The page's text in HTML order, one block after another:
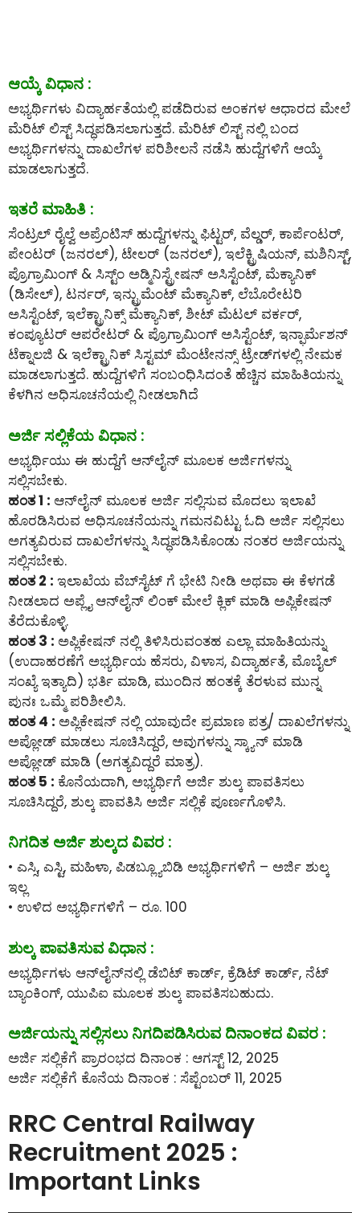
ಆಯ್ಕೆ ವಿಧಾನ :
ಅಭ್ಯರ್ಥಿಗಳು ವಿದ್ಯಾರ್ಹತೆಯಲ್ಲಿ ಪಡೆದಿರುವ ಅಂಕಗಳ ಆಧಾರದ ಮೇಲೆ
ಮೆರಿಟ್ ಲಿಸ್ಟ್ ಸಿದ್ಧಪಡಿಸಲಾಗುತ್ತದೆ. ಮೆರಿಟ್ ಲಿಸ್ಟ್ ನಲ್ಲಿ ಬಂದ
ಅಭ್ಯರ್ಥಿಗಳನ್ನು ದಾಖಲೆಗಳ ಪರಿಶೀಲನೆ ನಡೆಸಿ ಹುದ್ದೆಗಳಿಗೆ ಆಯ್ಕೆ
ಮಾಡಲಾಗುತ್ತದೆ.
ಇತರೆ ಮಾಹಿತಿ :
ಸೆಂಟ್ರಲ್ ರೈಲ್ವೆ ಅಪ್ರೆಂಟಿಸ್ ಹುದ್ದೆಗಳನ್ನು ಫಿಟ್ಟರ್, ವೆಲ್ಡರ್, ಕಾರ್ಪೆಂಟರ್,
ಪೇಂಟರ್ (ಜನರಲ್), ಟೇಲರ್ (ಜನರಲ್), ಇಲೆಕ್ಟ್ರಿಷಿಯನ್, ಮಶಿನಿಸ್ಟ್,
ಪ್ರೊಗ್ರಾಮಿಂಗ್ & ಸಿಸ್ಟ್ಂ ಅಡ್ಮಿನಿಸ್ಟ್ರೇಷನ್ ಅಸಿಸ್ಟೆಂಟ್, ಮೆಕ್ಯಾನಿಕ್
(ಡಿಸೇಲ್), ಟರ್ನರ್, ಇನ್ಟ್ರುಮೆಂಟ್ ಮೆಕ್ಯಾನಿಕ್, ಲೆಬೊರೇಟರಿ
ಅಸಿಸ್ಟೆಂಟ್, ಇಲೆಕ್ಟ್ರಾನಿಕ್ಸ್ ಮೆಕ್ಯಾನಿಕ್, ಶೀಟ್ ಮೆಟಲ್ ವರ್ಕರ್,
ಕಂಪ್ಯೂಟರ್ ಆಪರೇಟರ್ & ಪ್ರೊಗ್ರಾಮಿಂಗ್ ಅಸಿಸ್ಟೆಂಟ್, ಇನ್ಫಾರ್ಮೆಶನ್
ಟೆಕ್ನಾಲಜಿ & ಇಲೆಕ್ಟ್ರಾನಿಕ್ ಸಿಸ್ಟಮ್ ಮೆಂಟೇನನ್ಸ್ ಟ್ರೇಡ್‌ಗಳಲ್ಲಿ ನೇಮಕ
ಮಾಡಲಾಗುತ್ತದೆ. ಹುದ್ದೆಗಳಿಗೆ ಸಂಬಂಧಿಸಿದಂತೆ ಹೆಚ್ಚಿನ ಮಾಹಿತಿಯನ್ನು
ಕೆಳಗಿನ ಅಧಿಸೂಚನೆಯಲ್ಲಿ ನೀಡಲಾಗಿದೆ
ಅರ್ಜಿ ಸಲ್ಲಿಕೆಯ ವಿಧಾನ :
ಅಭ್ಯರ್ಥಿಯು ಈ ಹುದ್ದೆಗೆ ಆನ್‌ಲೈನ್‌ ಮೂಲಕ ಅರ್ಜಿಗಳನ್ನು
ಸಲ್ಲಿಸಬೇಕು.
ಹಂತ 1 : ಆನ್‌ಲೈನ್‌ ಮೂಲಕ ಅರ್ಜಿ ಸಲ್ಲಿಸುವ ಮೊದಲು ಇಲಾಖೆ
ಹೊರಡಿಸಿರುವ ಅಧಿಸೂಚನೆಯನ್ನು ಗಮನವಿಟ್ಟು ಓದಿ ಅರ್ಜಿ ಸಲ್ಲಿಸಲು
ಅಗತ್ಯವಿರುವ ದಾಖಲೆಗಳನ್ನು ಸಿದ್ಧಪಡಿಸಿಕೊಂಡು ನಂತರ ಅರ್ಜಿಯನ್ನು
ಸಲ್ಲಿಸಬೇಕು.
ಹಂತ 2 : ಇಲಾಖೆಯ ವೆಬ್‌ಸೈಟ್ ಗೆ ಭೇಟಿ ನೀಡಿ ಅಥವಾ ಈ ಕೆಳಗಡೆ
ನೀಡಲಾದ ಅಪ್ಲೈ ಆನ್‌ಲೈನ್‌ ಲಿಂಕ್ ಮೇಲೆ ಕ್ಲಿಕ್ ಮಾಡಿ ಅಪ್ಲಿಕೇಷನ್
ತೆರೆದುಕೊಳ್ಳಿ.
ಹಂತ 3 : ಅಪ್ಲಿಕೇಷನ್ ನಲ್ಲಿ ತಿಳಿಸಿರುವಂತಹ ಎಲ್ಲಾ ಮಾಹಿತಿಯನ್ನು
(ಉದಾಹರಣೆಗೆ ಅಭ್ಯರ್ಥಿಯ ಹೆಸರು, ವಿಳಾಸ, ವಿದ್ಯಾರ್ಹತೆ, ಮೊಬೈಲ್
ಸಂಖ್ಯೆ ಇತ್ಯಾದಿ) ಭರ್ತಿ ಮಾಡಿ, ಮುಂದಿನ ಹಂತಕ್ಕೆ ತೆರಳುವ ಮುನ್ನ
ಪುನಃ ಒಮ್ಮೆ ಪರಿಶೀಲಿಸಿ.
ಹಂತ 4 : ಅಪ್ಲಿಕೇಷನ್ ನಲ್ಲಿ ಯಾವುದೇ ಪ್ರಮಾಣ ಪತ್ರ/ ದಾಖಲೆಗಳನ್ನು
ಅಪ್ಲೋಡ್ ಮಾಡಲು ಸೂಚಿಸಿದ್ದರೆ, ಅವುಗಳನ್ನು ಸ್ಕ್ಯಾನ್ ಮಾಡಿ
ಅಪ್ಲೋಡ್ ಮಾಡಿ (ಅಗತ್ಯವಿದ್ದರೆ ಮಾತ್ರ).
ಹಂತ 5 : ಕೊನೆಯದಾಗಿ, ಅಭ್ಯರ್ಥಿಗೆ ಅರ್ಜಿ ಶುಲ್ಕ ಪಾವತಿಸಲು
ಸೂಚಿಸಿದ್ದರೆ, ಶುಲ್ಕ ಪಾವತಿಸಿ ಅರ್ಜಿ ಸಲ್ಲಿಕೆ ಪೂರ್ಣಗೊಳಿಸಿ.
ನಿಗದಿತ ಅರ್ಜಿ ಶುಲ್ಕದ ವಿವರ :
• ಎಸ್ಸಿ, ಎಸ್ಟಿ, ಮಹಿಳಾ, ಪಿಡಬ್ಲ್ಯೂಬಿಡಿ ಅಭ್ಯರ್ಥಿಗಳಿಗೆ – ಅರ್ಜಿ ಶುಲ್ಕ
ಇಲ್ಲ
• ಉಳಿದ ಅಭ್ಯರ್ಥಿಗಳಿಗೆ – ರೂ. 100
ಶುಲ್ಕ ಪಾವತಿಸುವ ವಿಧಾನ :
ಅಭ್ಯರ್ಥಿಗಳು ಆನ್‌ಲೈನ್‌ನಲ್ಲಿ ಡೆಬಿಟ್ ಕಾರ್ಡ್, ಕ್ರೆಡಿಟ್ ಕಾರ್ಡ್, ನೆಟ್
ಬ್ಯಾಂಕಿಂಗ್, ಯುಪಿಐ ಮೂಲಕ ಶುಲ್ಕ ಪಾವತಿಸಬಹುದು.
ಅರ್ಜಿಯನ್ನು ಸಲ್ಲಿಸಲು ನಿಗದಿಪಡಿಸಿರುವ ದಿನಾಂಕದ ವಿವರ :
ಅರ್ಜಿ ಸಲ್ಲಿಕೆಗೆ ಪ್ರಾರಂಭದ ದಿನಾಂಕ : ಆಗಸ್ಟ್ 12, 2025
ಅರ್ಜಿ ಸಲ್ಲಿಕೆಗೆ ಕೊನೆಯ ದಿನಾಂಕ : ಸೆಪ್ಟೆಂಬರ್ 11, 2025
RRC Central Railway
Recruitment 2025 :
Important Links